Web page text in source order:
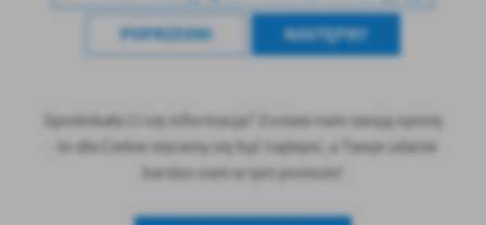
POPRZEDNI NASTĘPNY
Spodobała Ci się informacja? Zostaw nam swoją opinię
- to dla Ciebie staramy się być najlepsi, a Twoje zdanie
bardzo nam w tym pomoże!